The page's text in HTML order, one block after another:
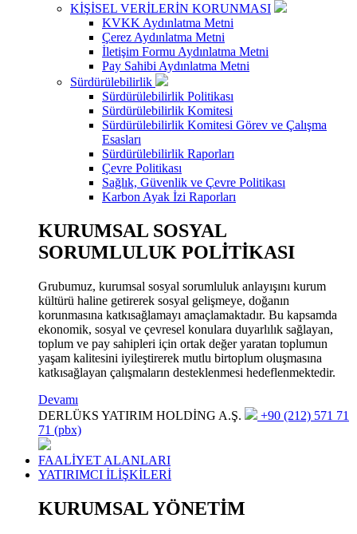
KİŞİSEL VERİLERİN KORUNMASI
KVKK Aydınlatma Metni
Çerez Aydınlatma Metni
İletişim Formu Aydınlatma Metni
Pay Sahibi Aydınlatma Metni
Sürdürülebilirlik
Sürdürülebilirlik Politikası
Sürdürülebilirlik Komitesi
Sürdürülebilirlik Komitesi Görev ve Çalışma
Esasları
Sürdürülebilirlik Raporları
Çevre Politikası
Sağlık, Güvenlik ve Çevre Politikası
Karbon Ayak İzi Raporları
KURUMSAL SOSYAL
SORUMLULUK POLİTİKASI
Grubumuz, kurumsal sosyal sorumluluk anlayışını kurum
kültürü haline getirerek sosyal gelişmeye, doğanın
korunmasına katkısağlamayı amaçlamaktadır. Bu kapsamda
ekonomik, sosyal ve çevresel konulara duyarlılık sağlayan,
toplum ve pay sahipleri için ortak değer yaratan toplumun
yaşam kalitesini iyileştirerek mutlu birtoplum oluşmasına
katkısağlayan çalışmaların desteklenmesi hedeflenmektedir.
Devamı
DERLÜKS YATIRIM HOLDİNG A.Ş.
+90 (212) 571 71
71 (pbx)
FAALİYET ALANLARI
YATIRIMCI İLİŞKİLERİ
KURUMSAL YÖNETİM